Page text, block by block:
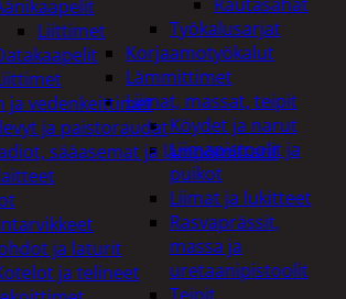
Työkalusarjat
Korjaamotyökalut
Lämmittimet
Liimat, massat, teipit
Köydet ja narut
Liimapistoolit ja
puikot
Liimat ja lukitteet
Rasvaprässit,
massa ja
uretaanipistoolit
Liittimet
ja vedenkeittimet
ja paistoraudat
sääasemat ja lämpömittarit
ja laturit
ja telineet